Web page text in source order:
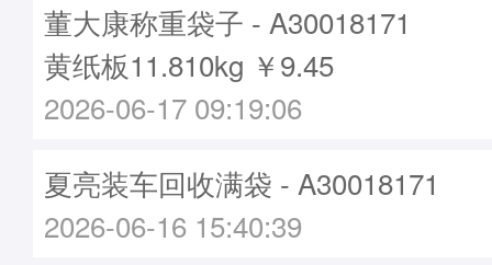
董大康称重袋子 - A30018171
黄纸板11.810kg ￥9.45
2026-06-17 09:19:06
夏亮装车回收满袋 - A30018171
2026-06-16 15:40:39